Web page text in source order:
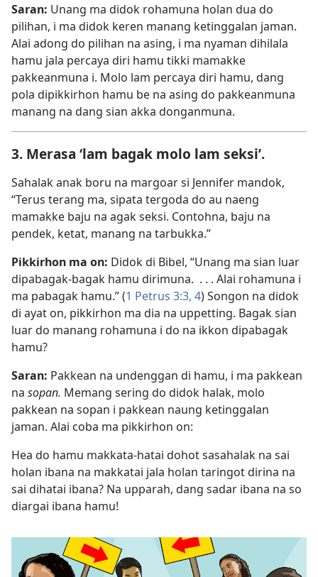
Saran: Unang ma didok rohamuna holan dua do
pilihan, i ma didok keren manang ketinggalan jaman.
Alai adong do pilihan na asing, i ma nyaman dihilala
hamu jala percaya diri hamu tikki mamakke
pakkeanmuna i. Molo lam percaya diri hamu, dang
pola dipikkirhon hamu be na asing do pakkeanmuna
manang na dang sian akka donganmuna.
3. Merasa ‘lam bagak molo lam seksi’.
Sahalak anak boru na margoar si Jennifer mandok,
“Terus terang ma, sipata tergoda do au naeng
mamakke baju na agak seksi. Contohna, baju na
pendek, ketat, manang na tarbukka.”
Pikkirhon ma on: Didok di Bibel, “Unang ma sian luar
dipabagak-bagak hamu dirimuna. . . . Alai rohamuna i
ma pabagak hamu.” (1 Petrus 3:3, 4) Songon na didok
di ayat on, pikkirhon ma dia na uppetting. Bagak sian
luar do manang rohamuna i do na ikkon dipabagak
hamu?
Saran: Pakkean na undenggan di hamu, i ma pakkean
na sopan. Memang sering do didok halak, molo
pakkean na sopan i pakkean naung ketinggalan
jaman. Alai coba ma pikkirhon on:
Hea do hamu makkata-hatai dohot sasahalak na sai
holan ibana na makkatai jala holan taringot dirina na
sai dihatai ibana? Na upparah, dang sadar ibana na so
diargai ibana hamu!